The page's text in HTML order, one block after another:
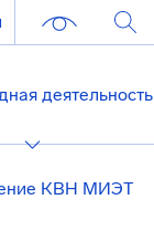
деятельность
КВН МИЭТ